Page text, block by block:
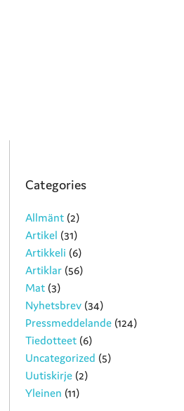
Categories
Allmänt (2)
Artikel (31)
Artikkeli (6)
Artiklar (56)
Mat (3)
Nyhetsbrev (34)
Pressmeddelande (124)
Tiedotteet (6)
Uncategorized (5)
Uutiskirje (2)
Yleinen (11)